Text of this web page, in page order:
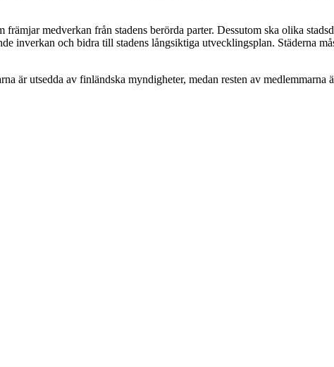
medverkan från stadens berörda parter. Dessutom ska olika
inverkan och bidra till stadens långsiktiga utvecklingsplan. Städerna
är utsedda av finländska myndigheter, medan resten av medlemmarna